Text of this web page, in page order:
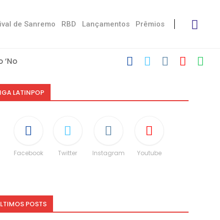
de Sanremo RBD Lançamentos Prêmios
Stress’
LATINPOP
Facebook Twitter Instagram Youtube
POSTS